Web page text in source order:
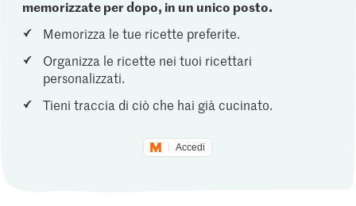
memorizzate per dopo, in un unico posto.
Memorizza le tue ricette preferite.
Organizza le ricette nei tuoi ricettari
personalizzati.
Tieni traccia di ciò che hai già cucinato.
Accedi